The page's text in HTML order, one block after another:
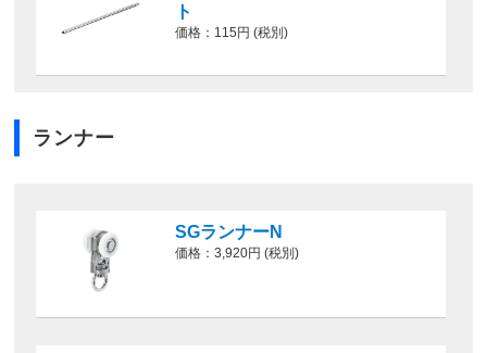
ト
価格：115円 (税別)
ランナー
SGランナーN
価格：3,920円 (税別)